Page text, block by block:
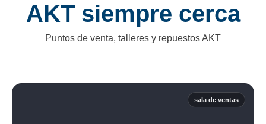
AKT siempre cerca
Puntos de venta, talleres y repuestos AKT
sala de ventas